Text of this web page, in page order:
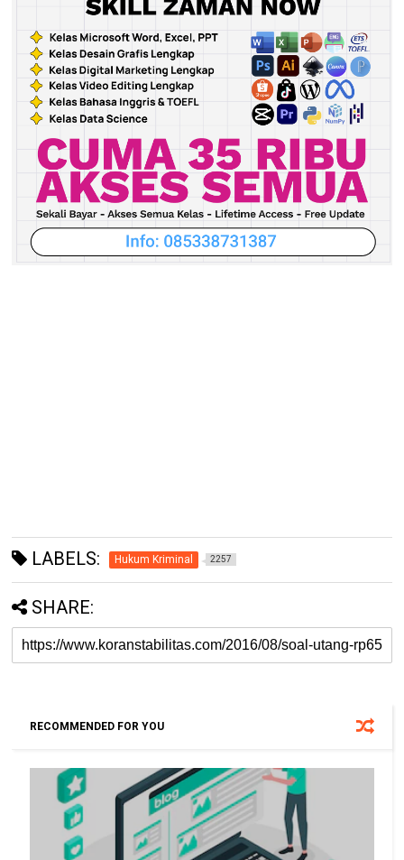
LABELS: Hukum Kriminal 2257
SHARE:
RECOMMENDED FOR YOU